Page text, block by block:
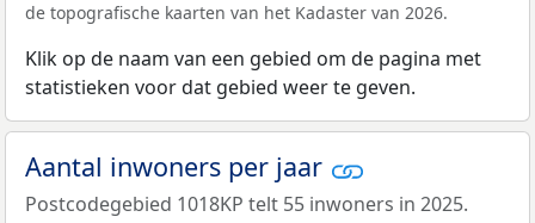
de topografische kaarten van het Kadaster van 2026.
Klik op de naam van een gebied om de pagina met
statistieken voor dat gebied weer te geven.
Aantal inwoners per jaar
Postcodegebied 1018KP telt 55 inwoners in 2025.